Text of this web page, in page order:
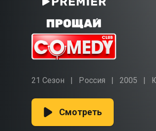
21 Сезон Россия 2005
Смотреть